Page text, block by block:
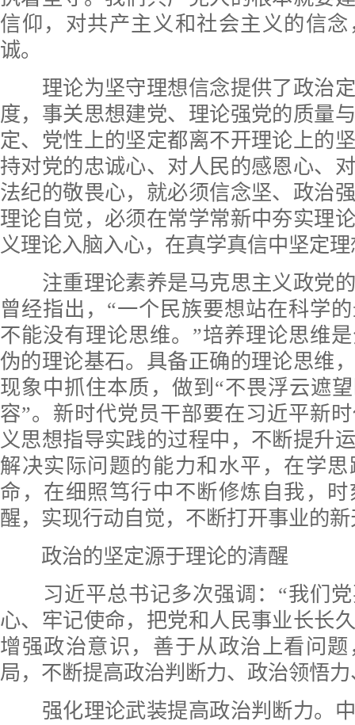
信仰，对共产主义和社会主义的信
诚。
理论为坚守理想信念提供了政治定
度，事关思想建党、理论强党的质量
定、党性上的坚定都离不开理论上的
持对党的忠诚心、对人民的感恩心、
法纪的敬畏心，就必须信念坚、政治
理论自觉，必须在常学常新中夯实理
义理论入脑入心，在真学真信中坚定
注重理论素养是马克思主义政党的
曾经指出，“一个民族要想站在科学
不能没有理论思维。”培养理论思维
伪的理论基石。具备正确的理论思维
现象中抓住本质，做到“不畏浮云遮
容”。新时代党员干部要在习近平新
义思想指导实践的过程中，不断提升
解决实际问题的能力和水平，在学
命，在细照笃行中不断修炼自我，
醒，实现行动自觉，不断打开事业的
政治的坚定源于理论的清醒
习近平总书记多次强调：“我们党
心、牢记使命，把党和人民事业长长
增强政治意识，善于从政治上看问
局，不断提高政治判断力、政治领悟
强化理论武装提高政治判断力。中